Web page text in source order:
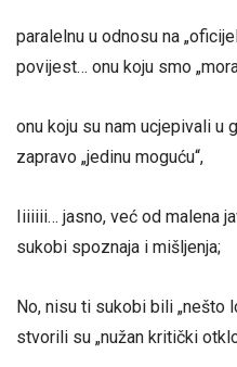
paralelnu u odnosu na
povijest… onu koju smo
onu koju su nam ucjepivali u
zapravo „jedinu moguću“,
Iiiiiii… jasno, već od malena
sukobi spoznaja i mišljenja;
No, nisu ti sukobi bili „nešto
stvorili su „nužan kritički